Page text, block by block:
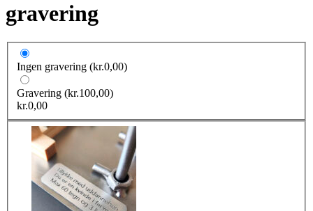
gravering
Ingen gravering (kr.0,00)
Gravering (kr.100,00)
kr.0,00